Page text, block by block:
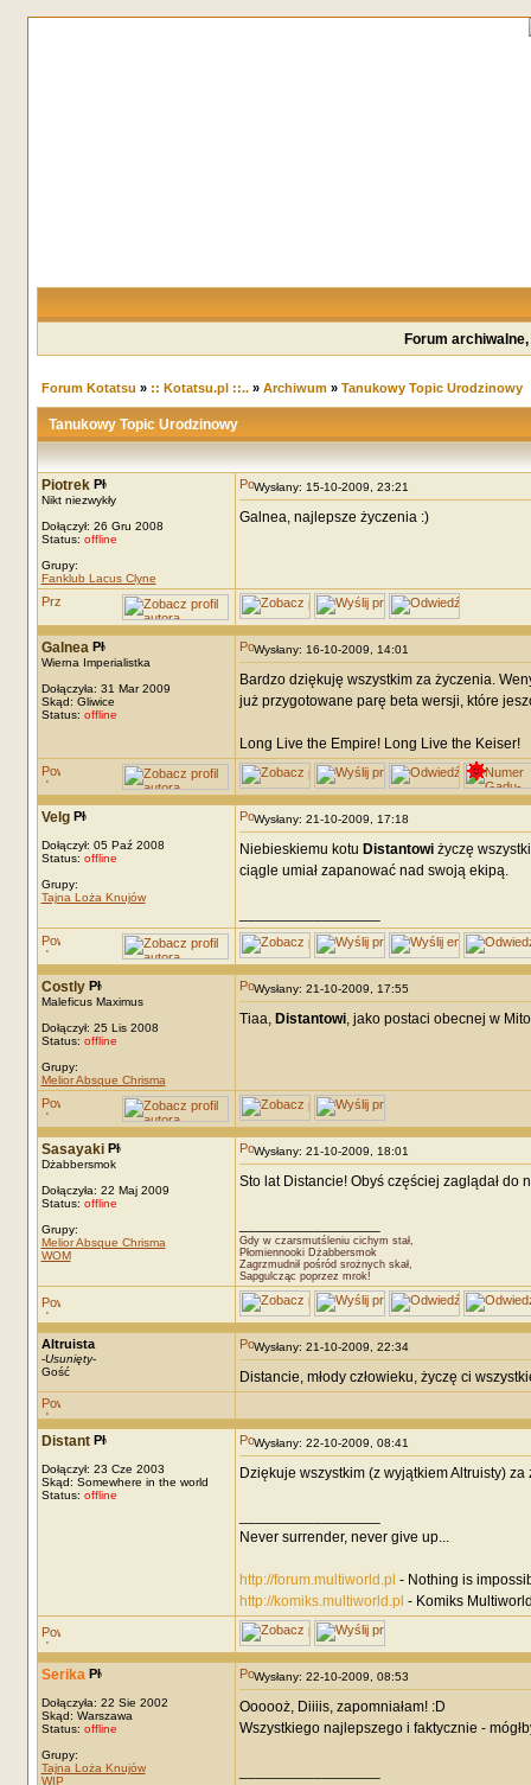
Forum
Forum Kotatsu » :: Kotatsu.pl ::..» Archiwum» Tanukowy Topic Urodzinowy
Tanukowy Topic Urodzinowy
Piotrek
Nikt niezwykły
Dołączył: 26 Gru 2008
Status: offline
Grupy:
Fanklub Lacus Clyne
Wysłany: 15-10-2009, 23:21
Galnea, najlepsze życzenia :)
Galnea
Wierna Imperialistka
Dołączyła: 31 Mar 2009
Skąd: Gliwice
Status: offline
Wysłany: 16-10-2009, 14:01
Bardzo dziękuję wszystkim za życzenia.
już przygotowane parę beta wersji, które
Long Live the Empire! Long Live the Keiser!
Velg
Dołączył: 05 Paź 2008
Status: offline
Grupy:
Tajna Loża Knujów
Wysłany: 21-10-2009, 17:18
Niebieskiemu kotu Distantowiżyczę
ciągle umiał zapanować nad swoją ekipą.
Costly
Maleficus Maximus
Dołączył: 25 Lis 2008
Status: offline
Grupy:
Melior Absque Chrisma
Wysłany: 21-10-2009, 17:55
Tiaa, Distantowi, jako postaci obecnej w
Sasayaki
Dżabbersmok
Dołączyła: 22 Maj 2009
Status: offline
Grupy:
Melior Absque Chrisma
WOM
Wysłany: 21-10-2009, 18:01
Sto lat Distancie! Obyś częściej zaglądał do
Gdy w czarsmutśleniu cichym stał,
Płomiennooki Dżabbersmok
Zagrzmudnił pośród srożnych skał,
Sapgulcząc poprzez mrok!
Altruista
-Usunięty-
Gość
Wysłany: 21-10-2009, 22:34
Distancie, młody człowieku, życzę ci
Distant
Dołączył: 23 Cze 2003
Skąd: Somewhere in the world
Status: offline
Wysłany: 22-10-2009, 08:41
Dziękuje wszystkim (z wyjątkiem Altruisty) za
Never surrender, never give up...
http://forum.multiworld.pl - Nothing is
http://komiks.multiworld.pl - Komiks
Serika
Dołączyła: 22 Sie 2002
Skąd: Warszawa
Status: offline
Grupy:
Tajna Loża Knujów
WIP
Wysłany: 22-10-2009, 08:53
Oooooż, Diiiis, zapomniałam! :D
Wszystkiego najlepszego i faktycznie -